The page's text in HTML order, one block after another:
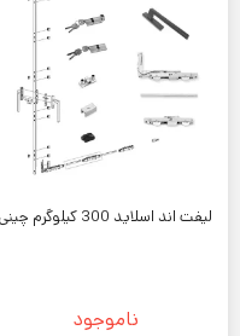
لیفت اند اسلاید 300 کیلوگرم چینی
ناموجود